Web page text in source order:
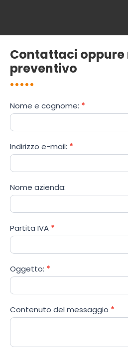
Contattaci oppure
preventivo
IT
Formularz
Nome e cognome: *
Indirizzo e-mail: *
Nome azienda:
Partita IVA *
Oggetto: *
Contenuto del messaggio *